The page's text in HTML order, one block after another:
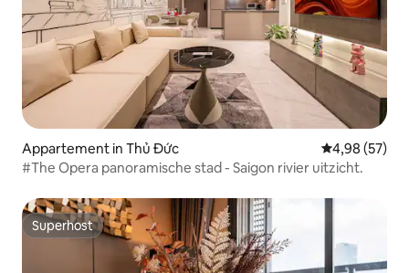
Appartement in Thủ Đức Gemiddelde
4,98 (57)
#The Opera panoramische stad - Saigon rivier uitzicht.
Superhost
Superhost